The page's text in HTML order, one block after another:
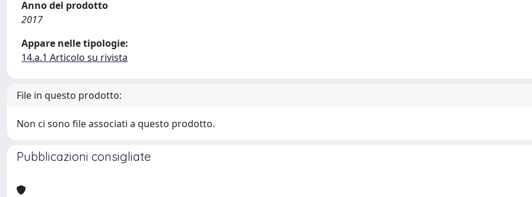
Anno del prodotto
2017
Appare nelle tipologie:
14.a.1 Articolo su rivista
File in questo prodotto:
Non ci sono file associati a questo prodotto.
Pubblicazioni consigliate